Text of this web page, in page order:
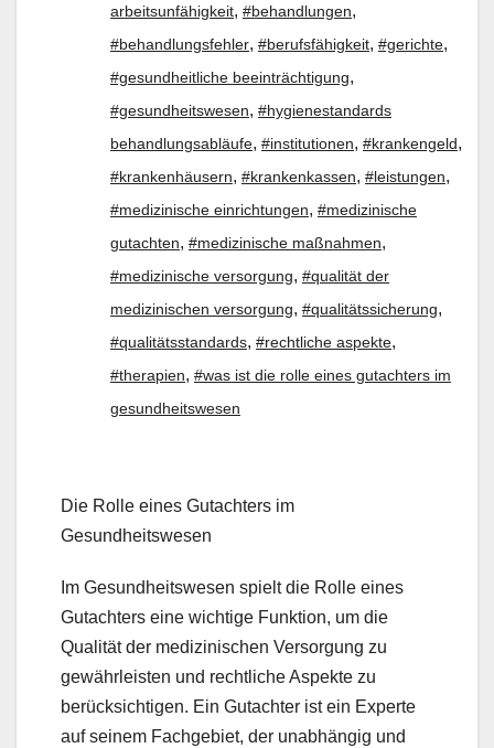
arbeitsunfähigkeit, #behandlungen,
#behandlungsfehler, #berufsfähigkeit, #gerichte,
#gesundheitliche beeinträchtigung,
#gesundheitswesen, #hygienestandards
behandlungsabläufe, #institutionen, #krankengeld,
#krankenhäusern, #krankenkassen, #leistungen,
#medizinische einrichtungen, #medizinische
gutachten, #medizinische maßnahmen,
#medizinische versorgung, #qualität der
medizinischen versorgung, #qualitätssicherung,
#qualitätsstandards, #rechtliche aspekte,
#therapien, #was ist die rolle eines gutachters im
gesundheitswesen
Die Rolle eines Gutachters im
Gesundheitswesen
Im Gesundheitswesen spielt die Rolle eines
Gutachters eine wichtige Funktion, um die
Qualität der medizinischen Versorgung zu
gewährleisten und rechtliche Aspekte zu
berücksichtigen. Ein Gutachter ist ein Experte
auf seinem Fachgebiet, der unabhängig und